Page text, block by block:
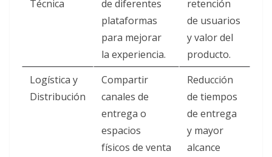
Técnica
de diferentes
plataformas
para mejorar
la experiencia.
retención
de usuarios
y valor del
producto.
Logística y
Distribución
Compartir
canales de
entrega o
espacios
físicos de venta
Reducción
de tiempos
de entrega
y mayor
alcance